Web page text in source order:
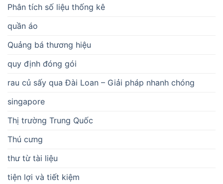
Phân tích số liệu thống kê
quần áo
Quảng bá thương hiệu
quy định đóng gói
rau củ sấy qua Đài Loan – Giải pháp nhanh chóng
singapore
Thị trường Trung Quốc
Thú cưng
thư từ tài liệu
tiện lợi và tiết kiệm